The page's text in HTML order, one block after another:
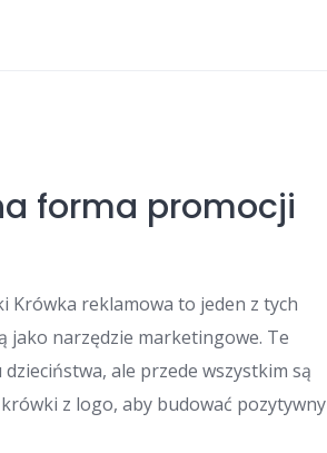
forma promocji
Krówka reklamowa to jeden z tych
jako narzędzie marketingowe. Te
ale przede wszystkim są
z logo, aby budować pozytywny